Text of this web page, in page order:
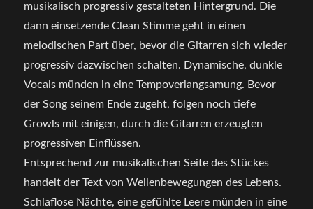
musikalisch progressiv gestalteten Hintergrund. Die
dann einsetzende Clean Stimme geht in einen
melodischen Part über, bevor die Gitarren sich wieder
progressiv dazwischen schalten. Dynamische, dunkle
Vocals münden in eine Tempoverlangsamung. Bevor
der Song seinem Ende zugeht, folgen noch tiefe
Growls mit einigen, durch die Gitarren erzeugten
progressiven Einflüssen.
Entsprechend zur musikalischen Seite des Stückes
handelt der Text von Wellenbewegungen des Lebens.
Schlaflose Nächte, eine gefühlte Leere münden in eine